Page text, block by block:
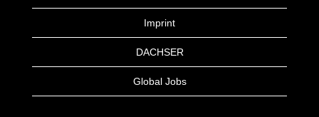
Imprint
DACHSER
Global Jobs